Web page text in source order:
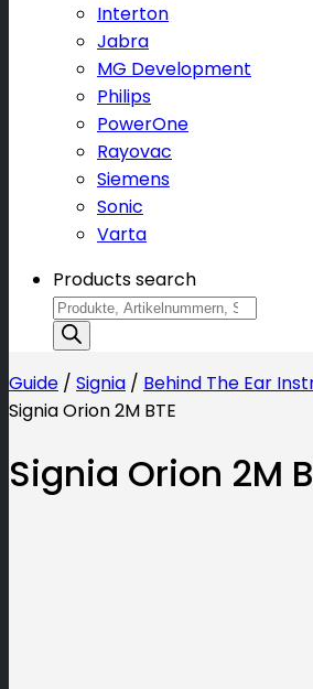
Interton
Jabra
MG Development
Philips
PowerOne
Rayovac
Siemens
Sonic
Varta
Products search
Guide / Signia / Behind The Ear
Signia Orion 2M BTE
Signia Orion 2M